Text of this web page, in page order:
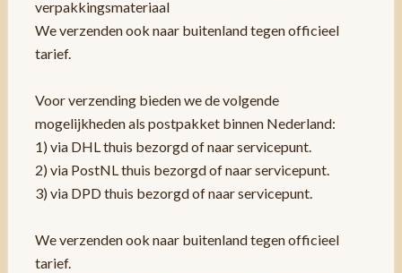
verpakkingsmateriaal
We verzenden ook naar buitenland tegen officieel
tarief.
Voor verzending bieden we de volgende
mogelijkheden als postpakket binnen Nederland:
1) via DHL thuis bezorgd of naar servicepunt.
2) via PostNL thuis bezorgd of naar servicepunt.
3) via DPD thuis bezorgd of naar servicepunt.
We verzenden ook naar buitenland tegen officieel
tarief.